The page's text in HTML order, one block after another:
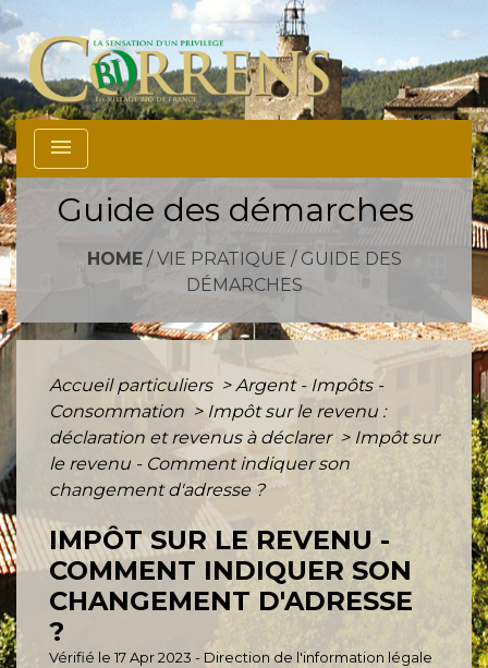
menu
Guide des démarches
HOME/ VIE PRATIQUE / GUIDE DES
DÉMARCHES
Accueil particuliers > Argent - Impôts -
Consommation > Impôt sur le revenu :
déclaration et revenus à déclarer > Impôt sur
le revenu - Comment indiquer son
changement d'adresse ?
IMPÔT SUR LE REVENU -
COMMENT INDIQUER SON
CHANGEMENT D'ADRESSE
?
Vérifié le 17 Apr 2023 - Direction de l'information légale